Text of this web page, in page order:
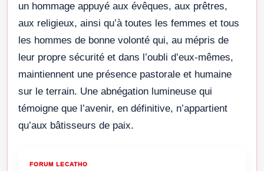
un hommage appuyé aux évêques, aux prêtres,
aux religieux, ainsi qu’à toutes les femmes et tous
les hommes de bonne volonté qui, au mépris de
leur propre sécurité et dans l’oubli d’eux-mêmes,
maintiennent une présence pastorale et humaine
sur le terrain. Une abnégation lumineuse qui
témoigne que l’avenir, en définitive, n’appartient
qu’aux bâtisseurs de paix.
FORUM LECATHO